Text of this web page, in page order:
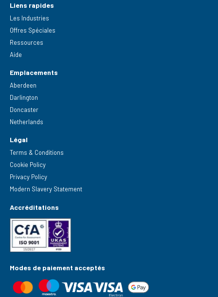
Liens rapides
Les Industries
Offres Spéciales
Ressources
Aide
Emplacements
Aberdeen
Darlington
Doncaster
Netherlands
Légal
Terms & Conditions
Cookie Policy
Privacy Policy
Modern Slavery Statement
Accréditations
Modes de paiement acceptés